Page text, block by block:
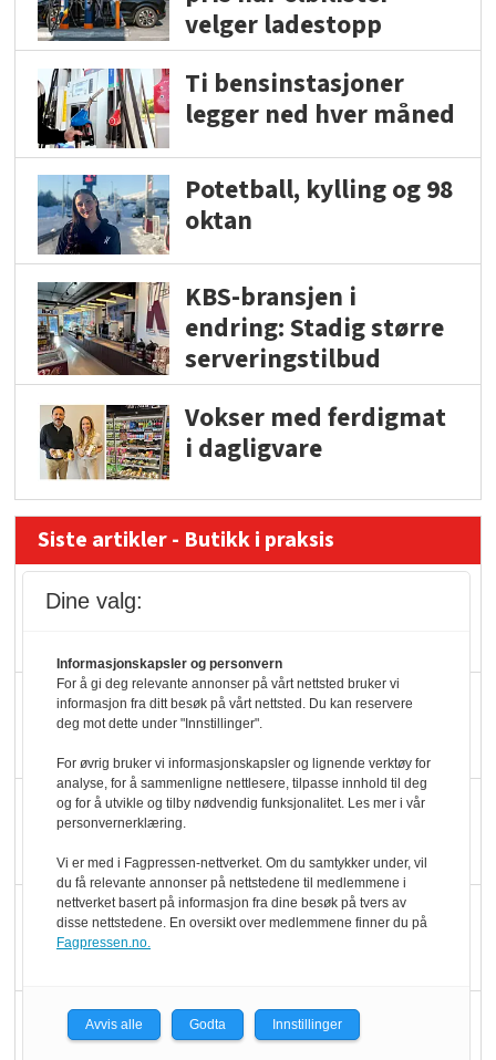
velger ladestopp
Ti bensinstasjoner
legger ned hver måned
Potetball, kylling og 98
oktan
KBS-bransjen i
endring: Stadig større
serveringstilbud
Vokser med ferdigmat
i dagligvare
Siste artikler - Butikk i praksis
Slik opprettholdes
ølsalget
Færre varer, men fulle
KI lager mat i butikken
Q passerte 1 milliard i
Dine valg:
Informasjonskapsler og personvern
For å gi deg relevante annonser på vårt nettsted bruker vi
informasjon fra ditt besøk på vårt nettsted. Du kan reservere
deg mot dette under "Innstillinger".
For øvrig bruker vi informasjonskapsler og lignende verktøy for
analyse, for å sammenligne nettlesere, tilpasse innhold til deg
og for å utvikle og tilby nødvendig funksjonalitet. Les mer i vår
personvernerklæring.
Vi er med i Fagpressen-nettverket. Om du samtykker under, vil
du få relevante annonser på nettstedene til medlemmene i
nettverket basert på informasjon fra dine besøk på tvers av
disse nettstedene. En oversikt over medlemmene finner du på
Fagpressen.no.
Avvis alle Godta Innstillinger